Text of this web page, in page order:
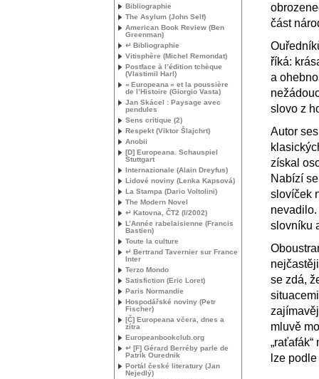
část
říká:
a
slovo z
Autor
získal
Nabízí
slovíček
nevadilo.
slovníku
se zdá,
mluvě
lze
Bibliographie
The Asylum (John Self)
American Book Review (Ben
Greenman)
↵ Bibliographie
Vitisphère (Michel Remondat)
Postface à l’édition tchèque
(Vlastimil Harl)
« Europeana » et la poussière
de l’Histoire (Giorgio Vasta)
Jan Skácel : Paysage avec
pendules
Sens critique (2)
Respekt (Viktor Šlajchrt)
Anobii
[D] Europeana. Schauspiel
Stuttgart
Internazionale (Alain Dreyfus)
Lidové noviny (Lenka Kapsová)
La Stampa (Dario Voltolini)
The Modern Novel
↵ Katovna, ČT2 (I/2002)
L’Année rabelaisienne (Francis
Bastien)
Toute la culture
↵ Bertrand Tavernier sur France
Inter
Terzo Mondo
Satisfiction (Eric Loret)
Paris Normandie
Hospodářské noviny (Petr
Fischer)
[Č] Europeana včera, dnes a
zítra
Europeanbookclub.org
↵ [F] Gérard Berréby parle de
Patrik Ourednik
Portál české literatury (Jan
Nejedlý)